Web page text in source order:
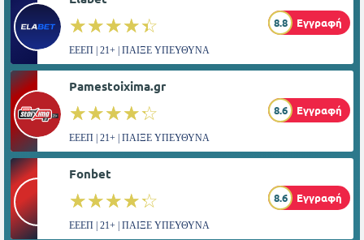
☆☆☆☆☆
★★★★★ 8.8 Εγγραφή
ΕΕΕΠ | 21+ | ΠΑΙΞΕ ΥΠΕΥΘΥΝΑ
Pamestoixima.gr
☆☆☆☆☆
★★★★★ 8.6 Εγγραφή
ΕΕΕΠ | 21+ | ΠΑΙΞΕ ΥΠΕΥΘΥΝΑ
Fonbet
☆☆☆☆☆
★★★★★ 8.6 Εγγραφή
ΕΕΕΠ | 21+ | ΠΑΙΞΕ ΥΠΕΥΘΥΝΑ